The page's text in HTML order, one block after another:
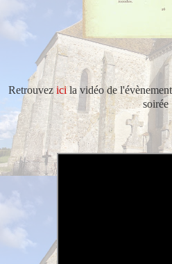
Retrouvezicila vidéo de
soirée